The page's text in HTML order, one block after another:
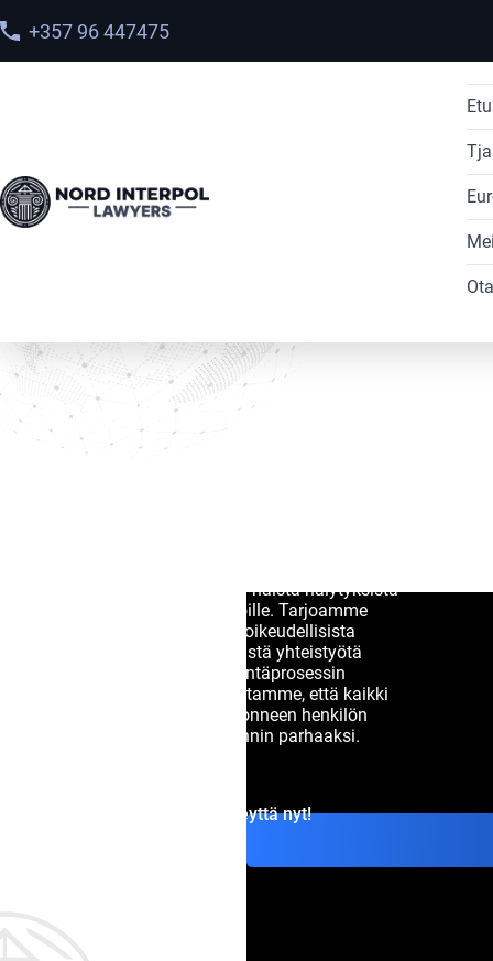
+357 96 447475
Home
Interpol Silver
Notice
-ilmoituksiin, tarjoten apua näistä hälytyksistä
kärsiville perheille ja yksilöille. Tarjoamme
asiantuntevaa neuvontaa oikeudellisista
vaikutuksista, teemme tiivistä yhteistyötä
viranomaisten kanssa etsintäprosessin
nopeuttamiseksi ja varmistamme, että kaikki
toimenpiteet tehdään kadonneen henkilön
turvallisuuden ja hyvinvoinnin parhaaksi.
Ota yhteyttä nyt!